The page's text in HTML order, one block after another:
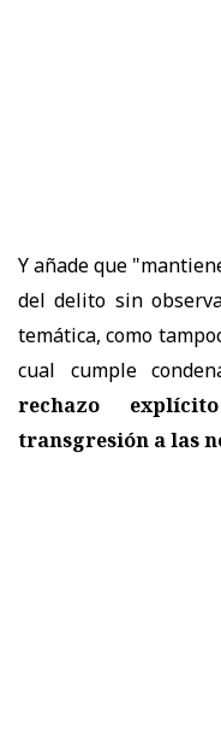
Y añade que
del delito sin
temática, como
cual cumple
rechazo
transgresión a las